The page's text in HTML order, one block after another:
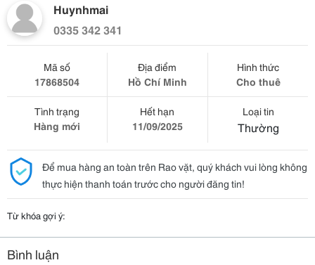
Huynhmai
0335 342 341
Mã số
17868504
Địa điểm
Hồ Chí Minh
Hình thức
Cho thuê
Tình trạng
Hàng mới
Hết hạn
11/09/2025
Loại tin
Thường
Để mua hàng an toàn trên Rao vặt, quý khách vui lòng không
thực hiện thanh toán trước cho người đăng tin!
Từ khóa gợi ý:
Bình luận